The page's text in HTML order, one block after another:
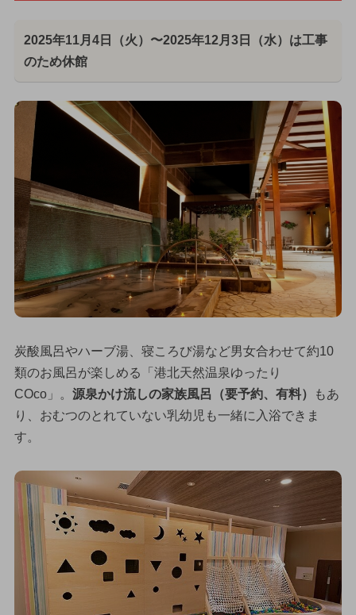
2025年11月4日（火）〜2025年12月3日（水）は工事
のため休館
炭酸風呂やハーブ湯、寝ころび湯など男女合わせて約10
類のお風呂が楽しめる「港北天然温泉ゆったり
COco」。 源泉かけ流しの家族風呂（要予約、有料）
もあ
り、おむつのとれていない乳幼児も一緒に入浴できま
す。